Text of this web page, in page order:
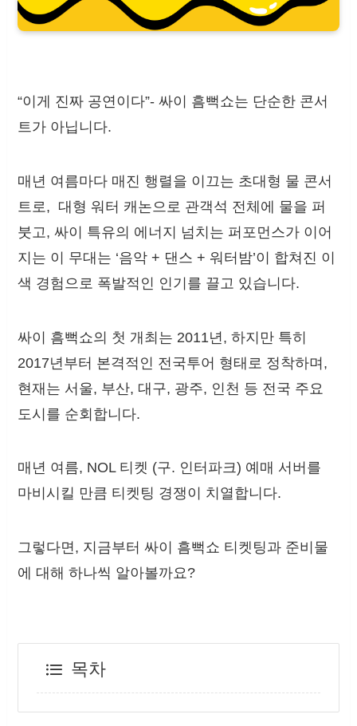
“이게 진짜 공연이다”- 싸이 흠뻑쇼는 단순한 콘서
트가 아닙니다.
매년 여름마다 매진 행렬을 이끄는 초대형 물 콘서
트로, 대형 워터 캐논으로 관객석 전체에 물을 퍼
붓고, 싸이 특유의 에너지 넘치는 퍼포먼스가 이어
지는 이 무대는 ‘음악 + 댄스 + 워터밤’이 합쳐진 이
색 경험으로 폭발적인 인기를 끌고 있습니다.
싸이 흠뻑쇼의 첫 개최는 2011년, 하지만 특히
2017년부터 본격적인 전국투어 형태로 정착하며,
현재는 서울, 부산, 대구, 광주, 인천 등 전국 주요
도시를 순회합니다.
매년 여름, NOL 티켓 (구. 인터파크) 예매 서버를
마비시킬 만큼 티켓팅 경쟁이 치열합니다.
그렇다면, 지금부터 싸이 흠뻑쇼 티켓팅과 준비물
에 대해 하나씩 알아볼까요?
목차